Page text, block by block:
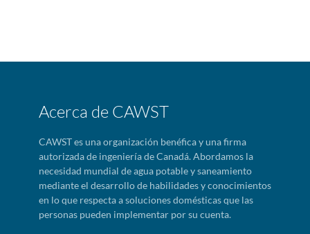
Acerca de CAWST
CAWST es una organización benéfica y una firma
autorizada de ingeniería de Canadá. Abordamos la
necesidad mundial de agua potable y saneamiento
mediante el desarrollo de habilidades y conocimientos
en lo que respecta a soluciones domésticas que las
personas pueden implementar por su cuenta.